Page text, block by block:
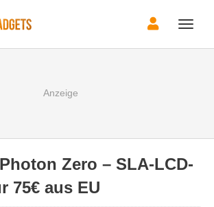
Toggle
Zero – SLA-LCD-
75€ aus EU